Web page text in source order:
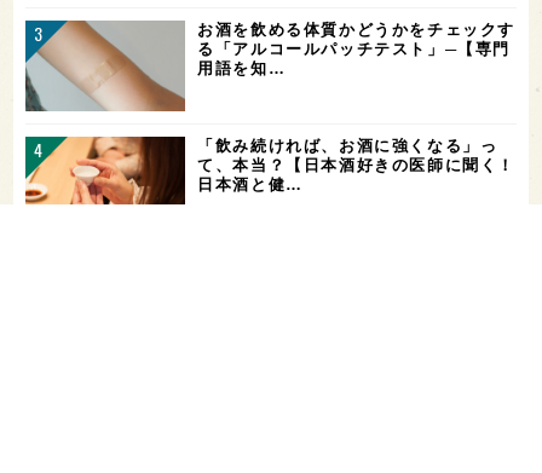
お酒を飲める体質かどうかをチェックす
る「アルコールパッチテスト」─【専門
用語を知…
「飲み続ければ、お酒に強くなる」っ
て、本当？【日本酒好きの医師に聞く！
日本酒と健…